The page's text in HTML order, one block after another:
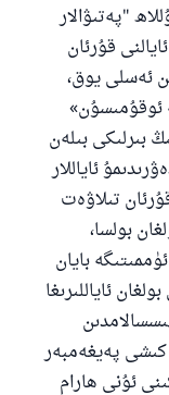
"پەتىۋالار
قۇرئان
ئەسلى يوق،
ئوقۇمىسۇن»
بىرلىكى بىلەن
ئاياللار
تىلاۋەت
بولسا،
بايان
ئاياللىرىغا
كىشى پەيغەمبەر
ئۇنى ھارام